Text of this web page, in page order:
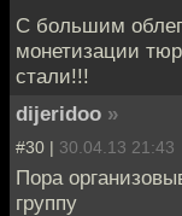
С большим
монетизации
стали!!!
dijeridoo »
#30 | 30.04.13 21:43
Пора
группу